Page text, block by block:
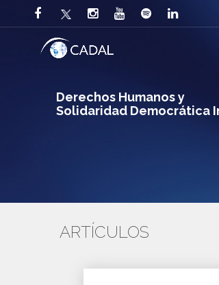
Derechos Humanos y
Solidaridad Democrática
ARTÍCULOS